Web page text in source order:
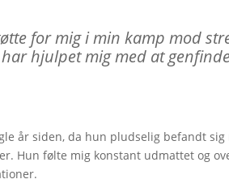
for mig i min kamp mod
hjulpet mig med at
år siden, da hun pludselig befandt
Hun følte mig konstant udmattet og